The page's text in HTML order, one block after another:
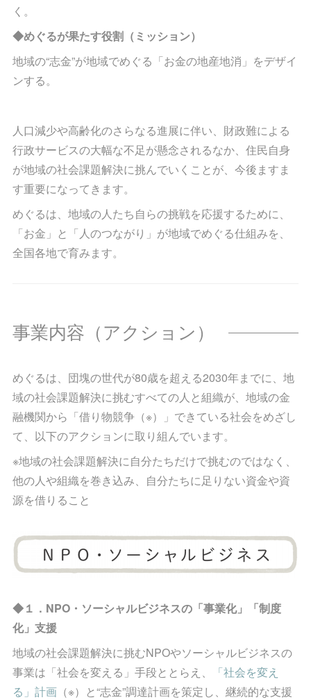
く。
◆めぐるが果たす役割（ミッション）
地域の“志金”が地域でめぐる「お金の地産地消」をデザイ
ンする。
人口減少や高齢化のさらなる進展に伴い、財政難による
行政サービスの大幅な不足が懸念されるなか、住民自身
が地域の社会課題解決に挑んでいくことが、今後ますま
す重要になってきます。
めぐるは、地域の人たち自らの挑戦を応援するために、
「お金」と「人のつながり」が地域でめぐる仕組みを、
全国各地で育みます。
事業内容（アクション）
めぐるは、団塊の世代が80歳を超える2030年までに、地
域の社会課題解決に挑むすべての人と組織が、地域の金
融機関から「借り物競争（※）」できている社会をめざし
て、以下のアクションに取り組んでいます。
※地域の社会課題解決に自分たちだけで挑むのではなく、
他の人や組織を巻き込み、自分たちに足りない資金や資
源を借りること
◆１．NPO・ソーシャルビジネスの「事業化」「制度
化」支援
地域の社会課題解決に挑むNPOやソーシャルビジネスの
事業は「社会を変える」手段ととらえ、
「社会を変え
る」計画（※）と“志金”調達計画を策定し、継続的な支援